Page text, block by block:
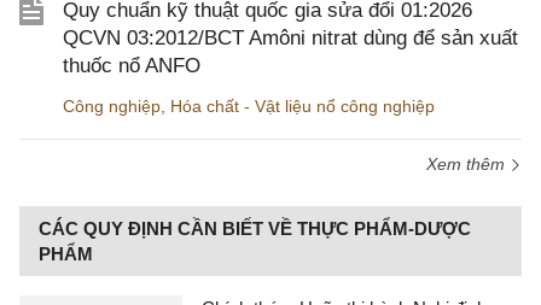
Quy chuẩn kỹ thuật quốc gia sửa đổi 01:2026
QCVN 03:2012/BCT Amôni nitrat dùng để sản xuất
thuốc nổ ANFO
Công nghiệp Hóa chất - Vật liệu nổ công nghiệp
Xem thêm
CÁC QUY ĐỊNH CẦN BIẾT VỀ THỰC PHẨM-DƯỢC
PHẨM